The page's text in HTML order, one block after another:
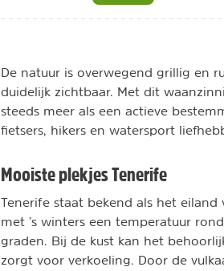
De natuur is overwegend grillig en
duidelijk zichtbaar. Met dit
steeds meer als een actieve
fietsers, hikers en watersport
Mooiste plekjes Tenerife
Tenerife staat bekend als het
met ’s winters een temperatuur
graden. Bij de kust kan het
zorgt voor verkoeling. Door de